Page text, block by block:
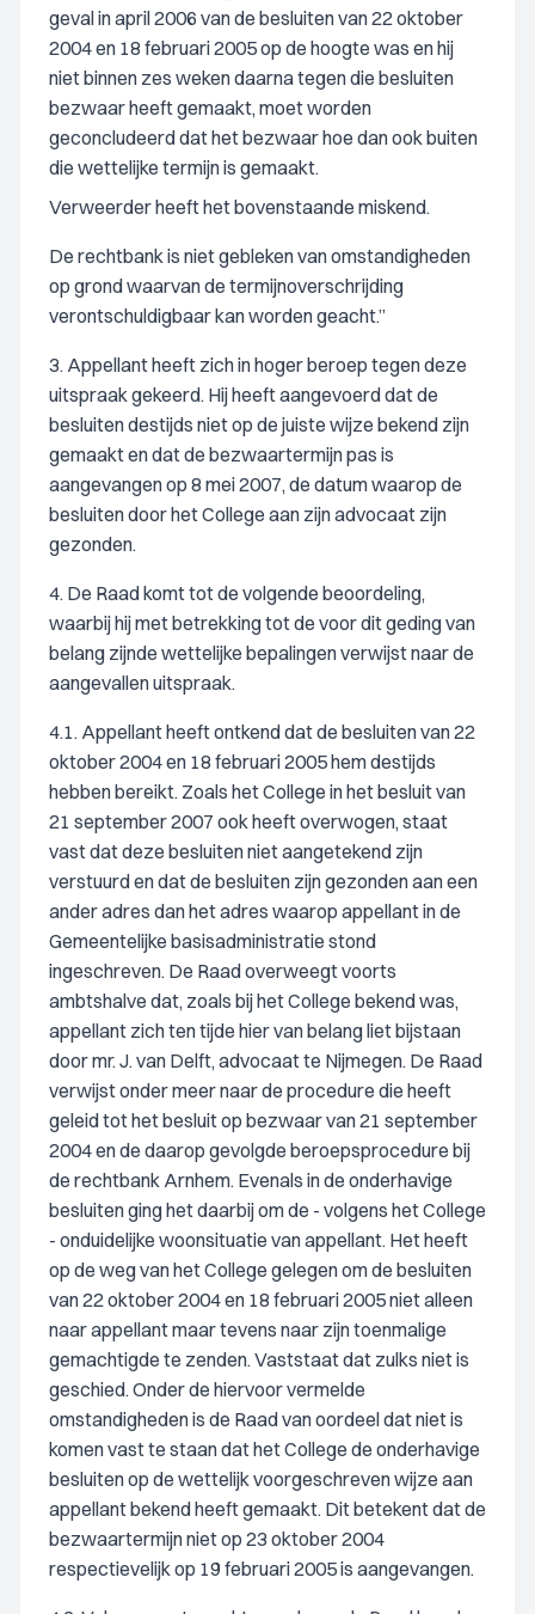
geval in april 2006 van de besluiten van 22 oktober
2004 en 18 februari 2005 op de hoogte was en hij
niet binnen zes weken daarna tegen die besluiten
bezwaar heeft gemaakt, moet worden
geconcludeerd dat het bezwaar hoe dan ook buiten
die wettelijke termijn is gemaakt.
Verweerder heeft het bovenstaande miskend.
De rechtbank is niet gebleken van omstandigheden
op grond waarvan de termijnoverschrijding
verontschuldigbaar kan worden geacht.”
3. Appellant heeft zich in hoger beroep tegen deze
uitspraak gekeerd. Hij heeft aangevoerd dat de
besluiten destijds niet op de juiste wijze bekend zijn
gemaakt en dat de bezwaartermijn pas is
aangevangen op 8 mei 2007, de datum waarop de
besluiten door het College aan zijn advocaat zijn
gezonden.
4. De Raad komt tot de volgende beoordeling,
waarbij hij met betrekking tot de voor dit geding van
belang zijnde wettelijke bepalingen verwijst naar de
aangevallen uitspraak.
4.1. Appellant heeft ontkend dat de besluiten van 22
oktober 2004 en 18 februari 2005 hem destijds
hebben bereikt. Zoals het College in het besluit van
21 september 2007 ook heeft overwogen, staat
vast dat deze besluiten niet aangetekend zijn
verstuurd en dat de besluiten zijn gezonden aan een
ander adres dan het adres waarop appellant in de
Gemeentelijke basisadministratie stond
ingeschreven. De Raad overweegt voorts
ambtshalve dat, zoals bij het College bekend was,
appellant zich ten tijde hier van belang liet bijstaan
door mr. J. van Delft, advocaat te Nijmegen. De Raad
verwijst onder meer naar de procedure die heeft
geleid tot het besluit op bezwaar van 21 september
2004 en de daarop gevolgde beroepsprocedure bij
de rechtbank Arnhem. Evenals in de onderhavige
besluiten ging het daarbij om de - volgens het College
- onduidelijke woonsituatie van appellant. Het heeft
op de weg van het College gelegen om de besluiten
van 22 oktober 2004 en 18 februari 2005 niet alleen
naar appellant maar tevens naar zijn toenmalige
gemachtigde te zenden. Vaststaat dat zulks niet is
geschied. Onder de hiervoor vermelde
omstandigheden is de Raad van oordeel dat niet is
komen vast te staan dat het College de onderhavige
besluiten op de wettelijk voorgeschreven wijze aan
appellant bekend heeft gemaakt. Dit betekent dat de
bezwaartermijn niet op 23 oktober 2004
respectievelijk op 19 februari 2005 is aangevangen.